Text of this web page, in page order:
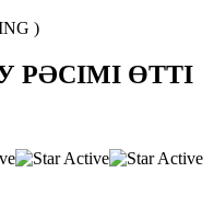
)
ӨТТІ